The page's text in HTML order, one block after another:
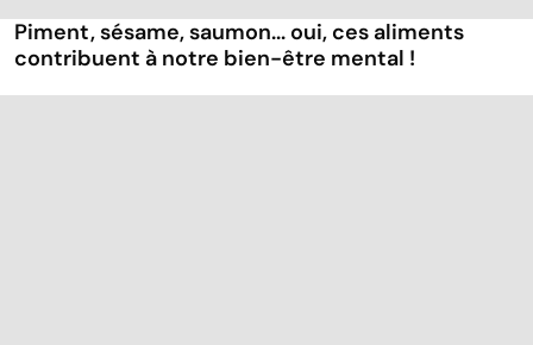
Piment, sésame, saumon... oui, ces aliments
contribuent à notre bien-être mental !